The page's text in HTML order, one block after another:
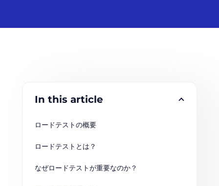
In this article
ロードテストの概要
ロードテストとは？
なぜロードテストが重要なのか？